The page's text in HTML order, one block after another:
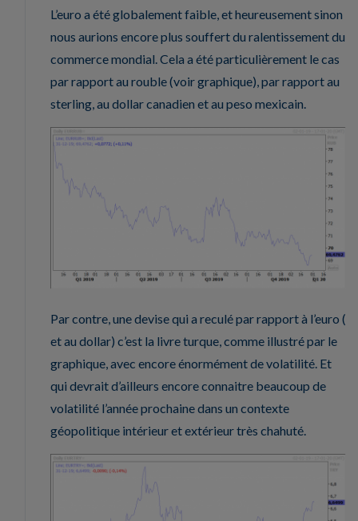
L’euro a été globalement faible, et heureusement sinon
nous aurions encore plus souffert du ralentissement du
commerce mondial. Cela a été particulièrement le cas
par rapport au rouble (voir graphique), par rapport au
sterling, au dollar canadien et au peso mexicain.
Par contre, une devise qui a reculé par rapport à l’euro (
et au dollar) c’est la livre turque, comme illustré par le
graphique, avec encore énormément de volatilité. Et
qui devrait d’ailleurs encore connaitre beaucoup de
volatilité l’année prochaine dans un contexte
géopolitique intérieur et extérieur très chahuté.